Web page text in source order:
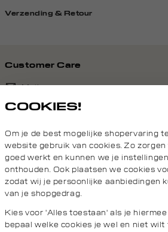
Verzending & Retour
Customer Care
Mail ons
Van maandag t/m vrijdag van 8.30 uur
Service
COOKIES!
Om je de best mogelijke shopervaring
website gebruik van cookies. Zo
goed werkt en kunnen we je
onthouden. Ook plaatsen we cookies
zodat wij je persoonlijke aanbiedingen
van je shopgedrag.
Kies voor 'Alles toestaan' als je
bepaal welke cookies je wel en niet wilt